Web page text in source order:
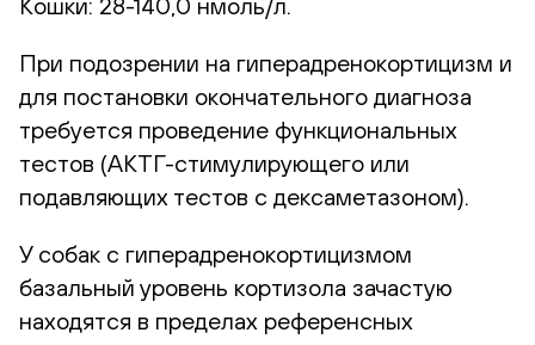
При подозрении на гиперадренокортицизм и
для постановки окончательного диагноза
требуется проведение функциональных
тестов (АКТГ-стимулирующего или
подавляющих тестов с дексаметазоном).
У собак с гиперадренокортицизмом
базальный уровень кортизола зачастую
находятся в пределах референсных